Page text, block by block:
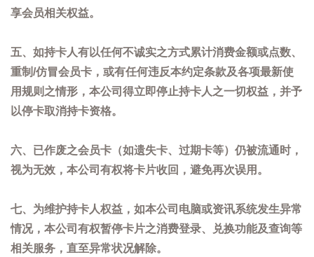
享会员相关权益。
五、如持卡人有以任何不诚实之方式累计消费金额或点数、
重制/仿冒会员卡，或有任何违反本约定条款及各项最新使
用规则之情形，本公司得立即停止持卡人之一切权益，并予
以停卡取消持卡资格。
六、已作废之会员卡（如遗失卡、过期卡等）仍被流通时，
视为无效，本公司有权将卡片收回，避免再次误用。
七、为维护持卡人权益，如本公司电脑或资讯系统发生异常
情况，本公司有权暂停卡片之消费登录、兑换功能及查询等
相关服务，直至异常状况解除。